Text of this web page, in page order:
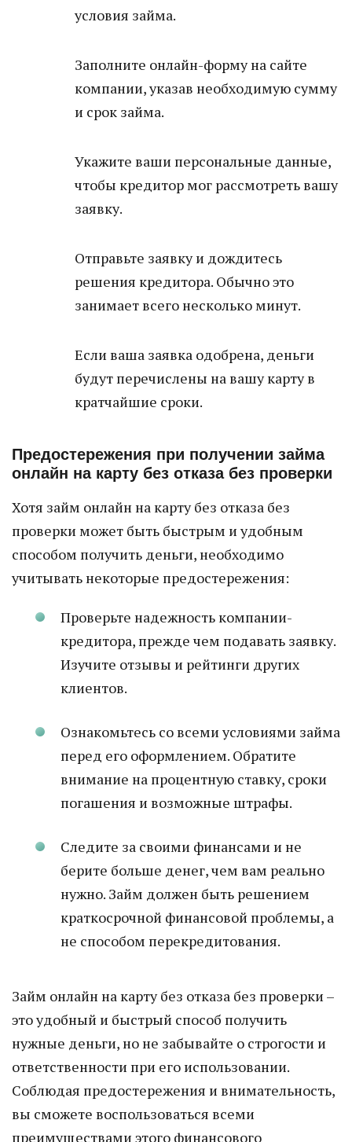
условия займа.
Заполните онлайн-форму на сайте
компании, указав необходимую сумму
и срок займа.
Укажите ваши персональные данные,
чтобы кредитор мог рассмотреть вашу
заявку.
Отправьте заявку и дождитесь
решения кредитора. Обычно это
занимает всего несколько минут.
Если ваша заявка одобрена, деньги
будут перечислены на вашу карту в
кратчайшие сроки.
Предостережения при получении займа
онлайн на карту без отказа без проверки
Хотя займ онлайн на карту без отказа без
проверки может быть быстрым и удобным
способом получить деньги, необходимо
учитывать некоторые предостережения:
Проверьте надежность компании-
кредитора, прежде чем подавать заявку.
Изучите отзывы и рейтинги других
клиентов.
Ознакомьтесь со всеми условиями займа
перед его оформлением. Обратите
внимание на процентную ставку, сроки
погашения и возможные штрафы.
Следите за своими финансами и не
берите больше денег, чем вам реально
нужно. Займ должен быть решением
краткосрочной финансовой проблемы, а
не способом перекредитования.
Займ онлайн на карту без отказа без проверки –
это удобный и быстрый способ получить
нужные деньги, но не забывайте о строгости и
ответственности при его использовании.
Соблюдая предостережения и внимательность,
вы сможете воспользоваться всеми
преимуществами этого финансового